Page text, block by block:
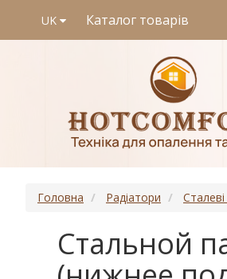
UK Каталог товарів
Головна Радіатори
Стальной